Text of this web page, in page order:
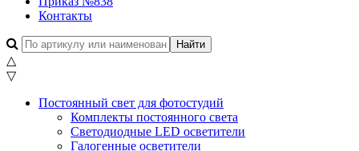
Контакты
△
▽
Постоянный свет для фотостудий
Комплекты постоянного света
Светодиодные LED осветители
Галогенные осветители